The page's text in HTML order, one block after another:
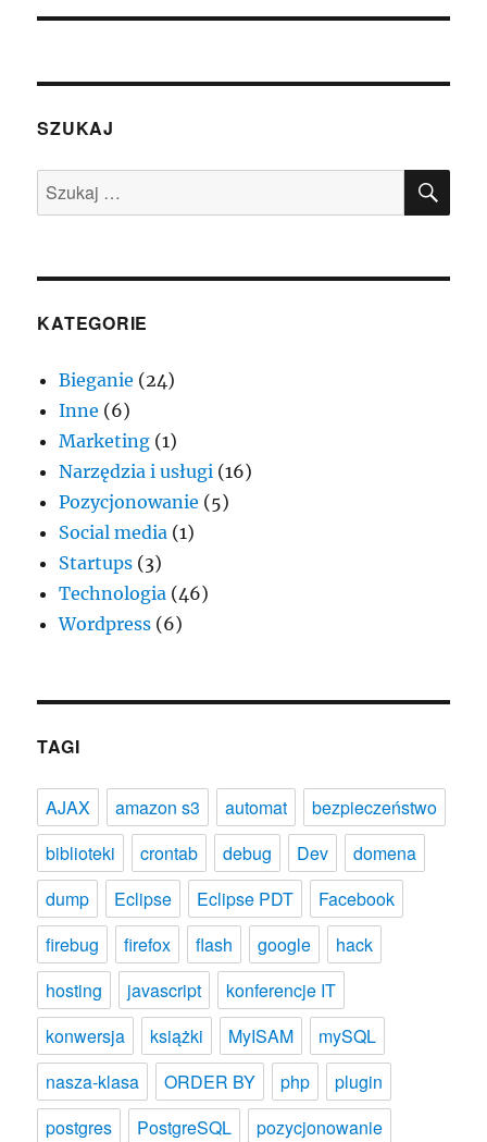
SZUKAJ
Szukaj:
KATEGORIE
Bieganie (24)
Inne (6)
Marketing (1)
Narzędzia i usługi (16)
Pozycjonowanie (5)
Social media (1)
Startups (3)
Technologia (46)
Wordpress (6)
TAGI
AJAX amazon s3 automat
bezpieczeństwo
biblioteki
crontab debug Dev
domena
dump
Eclipse Eclipse PDT
Facebook
firebug
firefox flash google
hack
hosting
javascript
konferencje IT
konwersja
książki MyISAM
mySQL
nasza-klasa
ORDER BY php
plugin
postgres
PostgreSQL
pozycjonowanie